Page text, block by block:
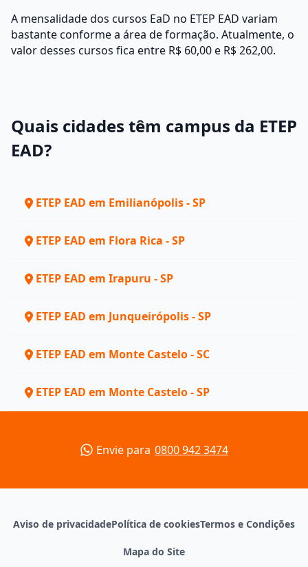
A mensalidade dos cursos EaD no ETEP EAD variam
bastante conforme a área de formação. Atualmente, o
valor desses cursos fica entre R$ 60,00 e R$ 262,00.
Quais cidades têm campus da ETEP
EAD?
ETEP EAD em Emilianópolis - SP
ETEP EAD em Flora Rica - SP
ETEP EAD em Irapuru - SP
ETEP EAD em Junqueirópolis - SP
ETEP EAD em Monte Castelo - SC
ETEP EAD em Monte Castelo - SP
Envie para 0800 942 3474
Aviso de privacidadePolítica de cookiesTermos e Condições
Mapa do Site